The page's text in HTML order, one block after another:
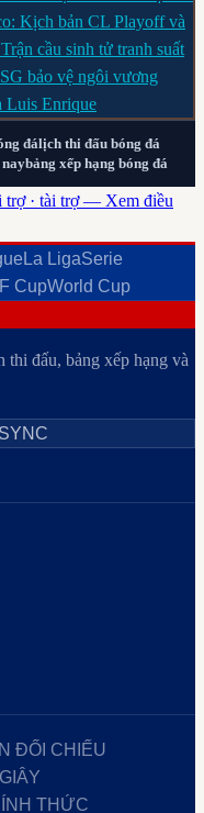
Kịch bản CL Playoff và
cầu sinh tử tranh suất
bảo vệ ngôi vương
Luis Enrique
đálịch thi đấu bóng đá
naybảng xếp hạng bóng đá
trợ · tài trợ — Xem điều
La LigaSerie
CupWorld Cup
thi đấu, bảng xếp hạng và
ĐỐI CHIẾU
THỨC